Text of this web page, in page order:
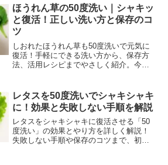
ではないでしょうか？忙しい毎日の中で
少しでも手間を減らしたい...
ほうれん草の50度洗い｜シャキッ
と復活！正しい洗い方と保存のコ
ツ
しおれたほうれん草も50度洗いで元気に
復活！手軽にできる洗い方から、保存方
法、活用レシピまでやさしく紹介。今日
レタスを50度洗いでシャキシャキ
に！効果と失敗しない手順を解説
レタスをシャキシャキに復活させる「50
度洗い」の効果とやり方を詳しく解説！
失敗しない手順や保存のコツまで、初心